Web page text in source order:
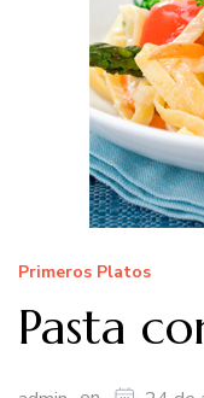
Primeros Platos
Pasta